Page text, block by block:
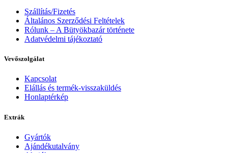
Szállítás/Fizetés
Általános Szerződési Feltételek
Rólunk – A Bütyökbazár története
Adatvédelmi tájékoztató
Vevőszolgálat
Kapcsolat
Elállás és termék-visszaküldés
Honlaptérkép
Extrák
Gyártók
Ajándékutalvány